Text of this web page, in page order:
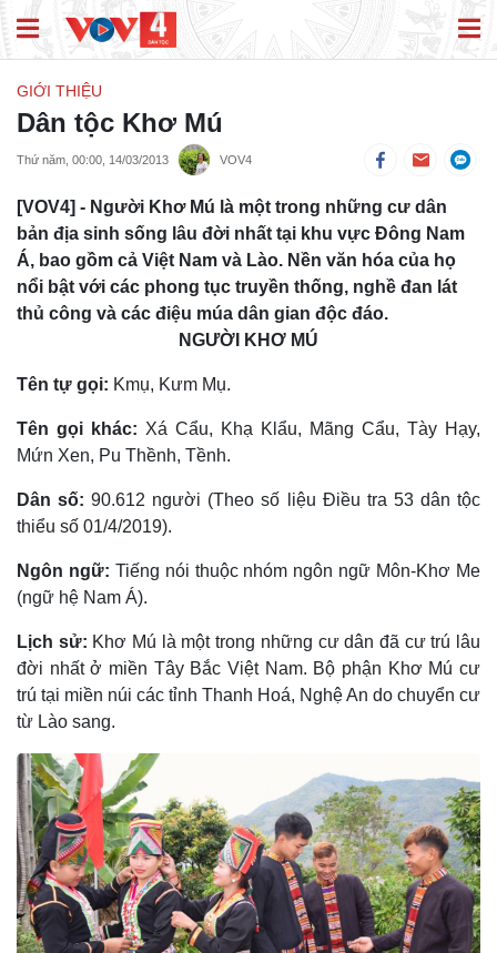
GIỚI THIỆU
Dân tộc Khơ Mú
Thứ năm, 00:00, 14/03/2013 VOV4
[VOV4] - Người Khơ Mú là một trong những cư dân
bản địa sinh sống lâu đời nhất tại khu vực Đông Nam
Á, bao gồm cả Việt Nam và Lào. Nền văn hóa của họ
nổi bật với các phong tục truyền thống, nghề đan lát
thủ công và các điệu múa dân gian độc đáo.
NGƯỜI KHƠ MÚ
Tên tự gọi: Kmụ, Kưm Mụ.
Tên gọi khác: Xá Cẩu, Khạ Klẩu, Mãng Cẩu, Tày Hạy,
Mứn Xen, Pu Thềnh, Tềnh.
Dân số: 90.612 người (Theo số liệu Điều tra 53 dân tộc
thiểu số 01/4/2019).
Ngôn ngữ: Tiếng nói thuộc nhóm ngôn ngữ Môn-Khơ Me
(ngữ hệ Nam Á).
Lịch sử: Khơ Mú là một trong những cư dân đã cư trú lâu
đời nhất ở miền Tây Bắc Việt Nam. Bộ phận Khơ Mú cư
trú tại miền núi các tỉnh Thanh Hoá, Nghệ An do chuyển cư
từ Lào sang.